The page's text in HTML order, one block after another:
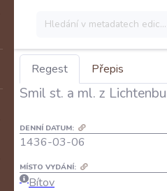
Regest Přepis
Smil st. a ml. z
DENNÍ DATUM:
1436-03-06
MÍSTO VYDÁNÍ:
Bítov